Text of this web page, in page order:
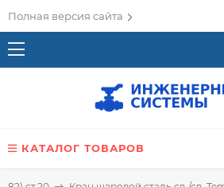
Полная версия сайта
КАТАЛОГ ТОВАРОВ